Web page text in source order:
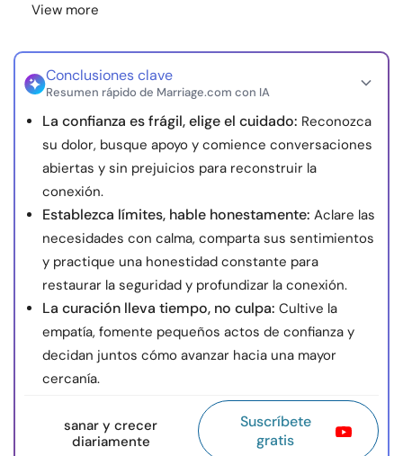
nosotros
© Copyright 2026. Todos los derechos reservados.
View more
Conclusiones clave
Resumen rápido de Marriage.com con IA
La confianza es frágil, elige el cuidado: Reconozca
su dolor, busque apoyo y comience conversaciones
abiertas y sin prejuicios para reconstruir la
conexión.
Establezca límites, hable honestamente: Aclare las
necesidades con calma, comparta sus sentimientos
y practique una honestidad constante para
restaurar la seguridad y profundizar la conexión.
La curación lleva tiempo, no culpa: Cultive la
empatía, fomente pequeños actos de confianza y
decidan juntos cómo avanzar hacia una mayor
cercanía.
sanar y crecer
diariamente
Suscríbete
gratis